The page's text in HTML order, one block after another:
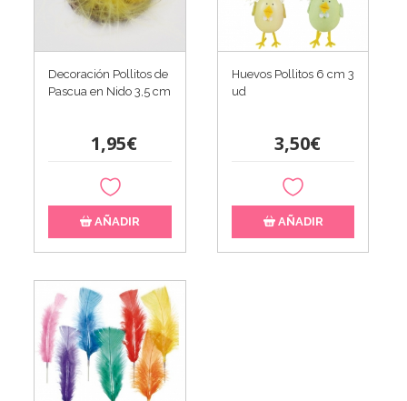
Decoración Pollitos de
Pascua en Nido 3,5 cm
1,95€
AÑADIR
Huevos Pollitos 6 cm 3
ud
3,50€
AÑADIR